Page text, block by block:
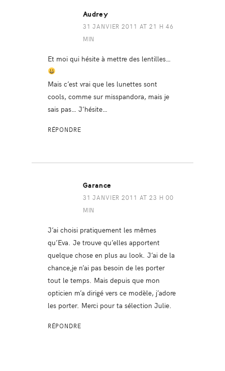
Audrey
31 JANVIER 2011 AT 21 H 46
MIN
Et moi qui hésite à mettre des lentilles…
Mais c’est vrai que les lunettes sont
cools, comme sur misspandora, mais je
sais pas… J’hésite…
RÉPONDRE
Garance
31 JANVIER 2011 AT 23 H 00
MIN
J’ai choisi pratiquement les mêmes
qu’Eva. Je trouve qu’elles apportent
quelque chose en plus au look. J’ai de la
chance,je n’ai pas besoin de les porter
tout le temps. Mais depuis que mon
opticien m’a dirigé vers ce modèle, j’adore
les porter. Merci pour ta sélection Julie.
RÉPONDRE